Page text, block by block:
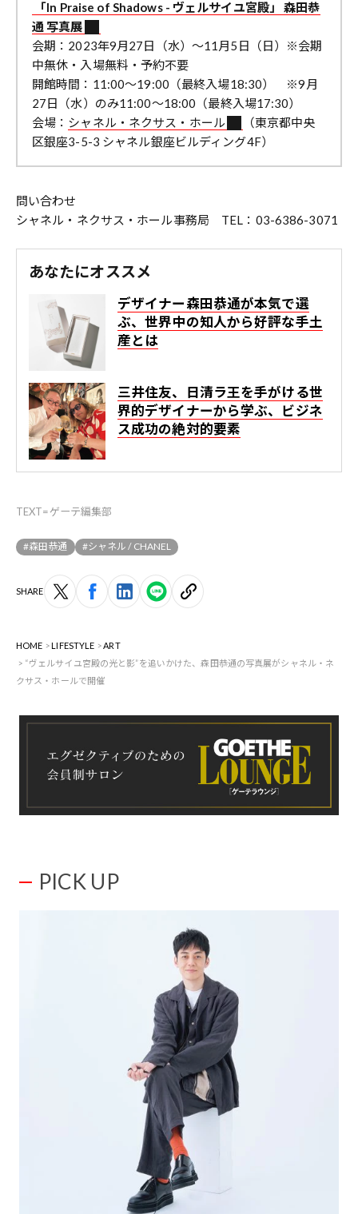
「In Praise of Shadows - ヴェルサイユ宮殿」 森田恭
通 写真展
会期：2023年9月27日（水）〜11月5日（日）※会期
中無休・入場無料・予約不要
開館時間：11:00〜19:00（最終入場18:30） ※9月
27日（水）のみ11:00〜18:00（最終入場17:30）
会場： シャネル・ネクサス・ホール
（東京都中央
区銀座3-5-3 シャネル銀座ビルディング4F）
問い合わせ
シャネル・ネクサス・ホール事務局 TEL：03-6386-3071
あなたにオススメ
デザイナー森田恭通が本気で選
ぶ、世界中の知人から好評な手土
産とは
三井住友、日清ラ王を手がける世
界的デザイナーから学ぶ、ビジネ
ス成功の絶対的要素
TEXT=ゲーテ編集部
#森田恭通 #シャネル / CHANEL
SHARE
HOME LIFESTYLE
ART
“ヴェルサイユ宮殿の光と影”を追いかけた、森田恭通の写真展がシャネル・ネ
クサス・ホールで開催
PICK UP